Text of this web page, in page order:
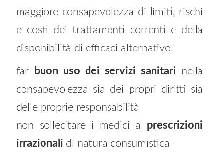
maggiore consapevolezza di limiti, rischi
e costi dei trattamenti correnti e della
disponibilità di efficaci alternative
far buon uso dei servizi sanitari nella
consapevolezza sia dei propri diritti sia
delle proprie responsabilità
non sollecitare i medici a prescrizioni
irrazionali di natura consumistica